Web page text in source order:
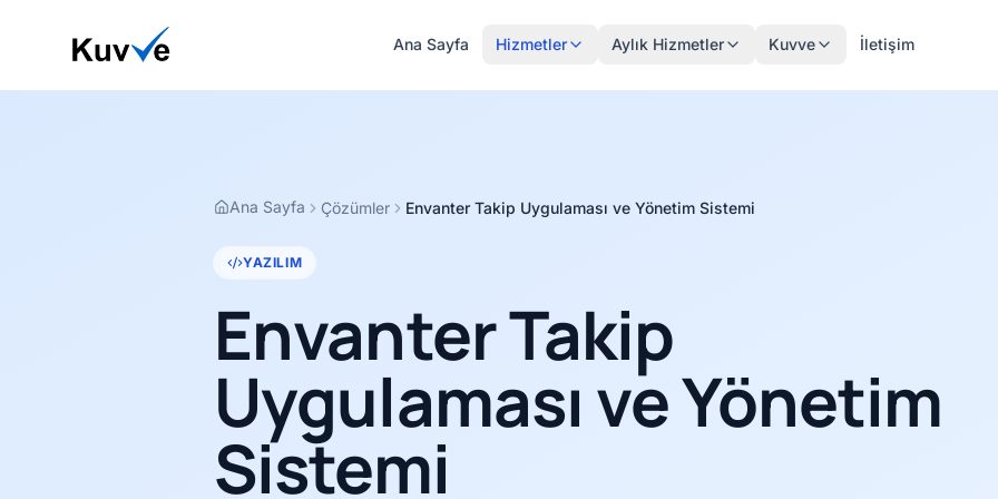
Ana Sayfa Hizmetler Aylık Hizmetler Kuvve İletişim
Ana Sayfa Çözümler Envanter Takip Uygulaması ve Yönetim Sistemi
YAZILIM
Envanter Takip
Uygulaması ve Yönetim
Sistemi